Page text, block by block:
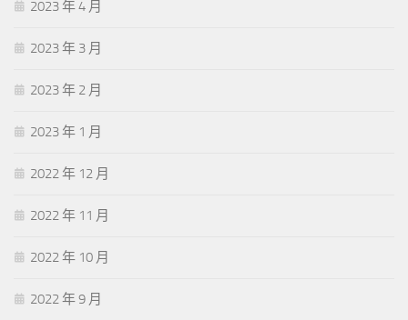
2023 年 4 月
2023 年 3 月
2023 年 2 月
2023 年 1 月
2022 年 12 月
2022 年 11 月
2022 年 10 月
2022 年 9 月